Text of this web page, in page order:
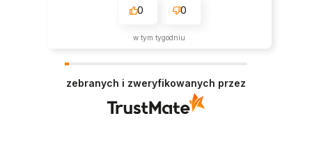
0 0
w tym tygodniu
zebranych i zweryfikowanych przez